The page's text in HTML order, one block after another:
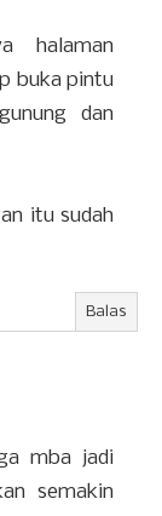
halaman
buka pintu
dan
itu sudah
Balas
mba jadi
semakin